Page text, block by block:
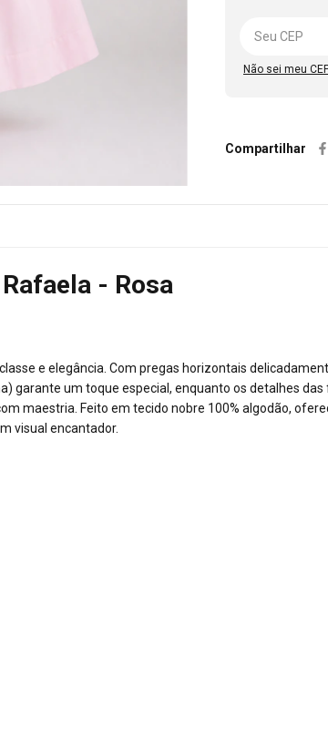
Não sei meu
Compartilhar
- Rosa
e elegância. Com pregas horizontais
garante um toque especial, enquanto os detalhes
maestria. Feito em tecido nobre 100% algodão,
visual encantador.